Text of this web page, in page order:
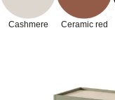
Cashmere Ceramic red